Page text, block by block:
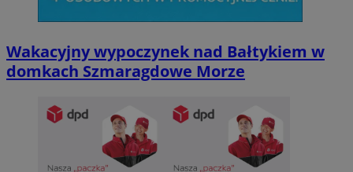
Wakacyjny wypoczynek nad Bałtykiem w
domkach Szmaragdowe Morze